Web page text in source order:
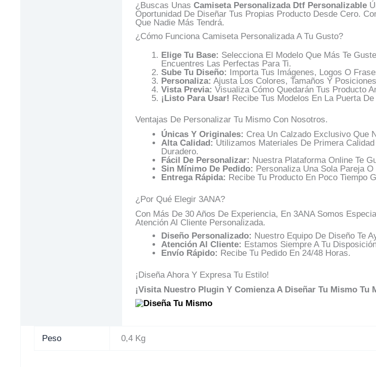
¿Buscas Unas Camiseta Personalizada Dtf Personalizable
Oportunidad De Diseñar Tus Propias Producto Desde Cero.
Que Nadie Más Tendrá.
¿Cómo Funciona Camiseta Personalizada A Tu Gusto?
Elige Tu Base: Selecciona El Modelo Que Más Te
Encuentres Las Perfectas Para Ti.
Sube Tu Diseño: Importa Tus Imágenes, Logos O
Personaliza: Ajusta Los Colores, Tamaños Y
Vista Previa: Visualiza Cómo Quedarán Tus Producto
¡Listo Para Usar! Recibe Tus Modelos En La Puerta De
Ventajas De Personalizar Tu Mismo Con Nosotros.
Únicas Y Originales: Crea Un Calzado Exclusivo Que
Alta Calidad: Utilizamos Materiales De Primera
Duradero.
Fácil De Personalizar: Nuestra Plataforma Online Te
Sin Mínimo De Pedido: Personaliza Una Sola Pareja
Entrega Rápida: Recibe Tu Producto En Poco Tiempo
¿Por Qué Elegir 3ANA?
Con Más De 30 Años De Experiencia, En 3ANA Somos
Atención Al Cliente Personalizada.
Diseño Personalizado: Nuestro Equipo De Diseño Te
Atención Al Cliente: Estamos Siempre A Tu
Envío Rápido: Recibe Tu Pedido En 24/48 Horas.
¡Diseña Ahora Y Expresa Tu Estilo!
¡Visita Nuestro Plugin Y Comienza A Diseñar Tu Mismo Tu
Peso 0,4 Kg